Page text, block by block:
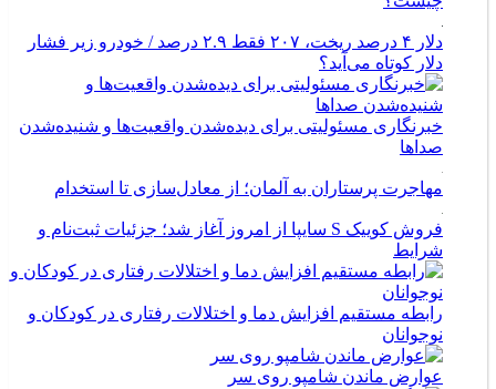
دلار ۴ درصد ریخت، ۲۰۷ فقط ۲.۹ درصد / خودرو زیر فشار
دلار کوتاه می‌آید؟
خبرنگاری مسئولیتی برای دیده‌شدن واقعیت‌ها و شنیده‌شدن
صداها
مهاجرت پرستاران به آلمان؛ از معادل‌سازی تا استخدام
فروش کوییک S سایپا از امروز آغاز شد؛ جزئیات ثبت‌نام و
شرایط
رابطه مستقیم افزایش دما و اختلالات رفتاری در کودکان و
نوجوانان
عوارض ماندن شامپو روی سر